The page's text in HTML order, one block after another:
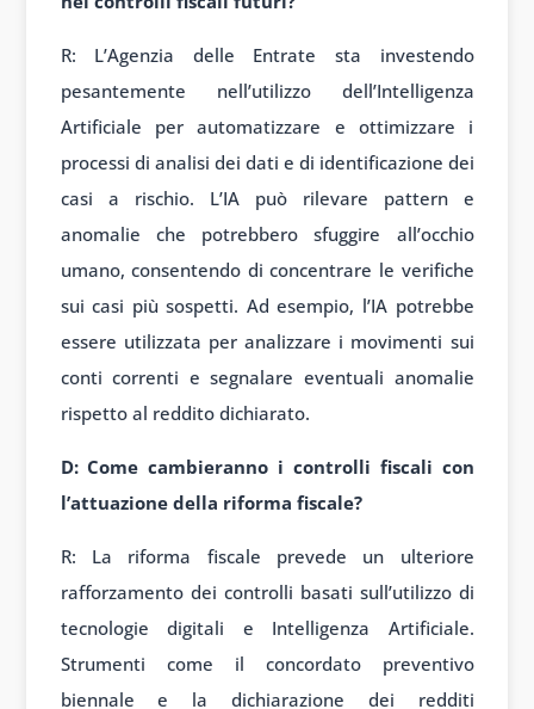
R: L’Agenzia delle Entrate sta investendo
pesantemente nell’utilizzo dell’Intelligenza
Artificiale per automatizzare e ottimizzare i
processi di analisi dei dati e di identificazione dei
casi a rischio. L’IA può rilevare pattern e
anomalie che potrebbero sfuggire all’occhio
umano, consentendo di concentrare le verifiche
sui casi più sospetti. Ad esempio, l’IA potrebbe
essere utilizzata per analizzare i movimenti sui
conti correnti e segnalare eventuali anomalie
rispetto al reddito dichiarato.
D: Come cambieranno i controlli fiscali con
l’attuazione della riforma fiscale?
R: La riforma fiscale prevede un ulteriore
rafforzamento dei controlli basati sull’utilizzo di
tecnologie digitali e Intelligenza Artificiale.
Strumenti come il concordato preventivo
biennale e la dichiarazione dei redditi